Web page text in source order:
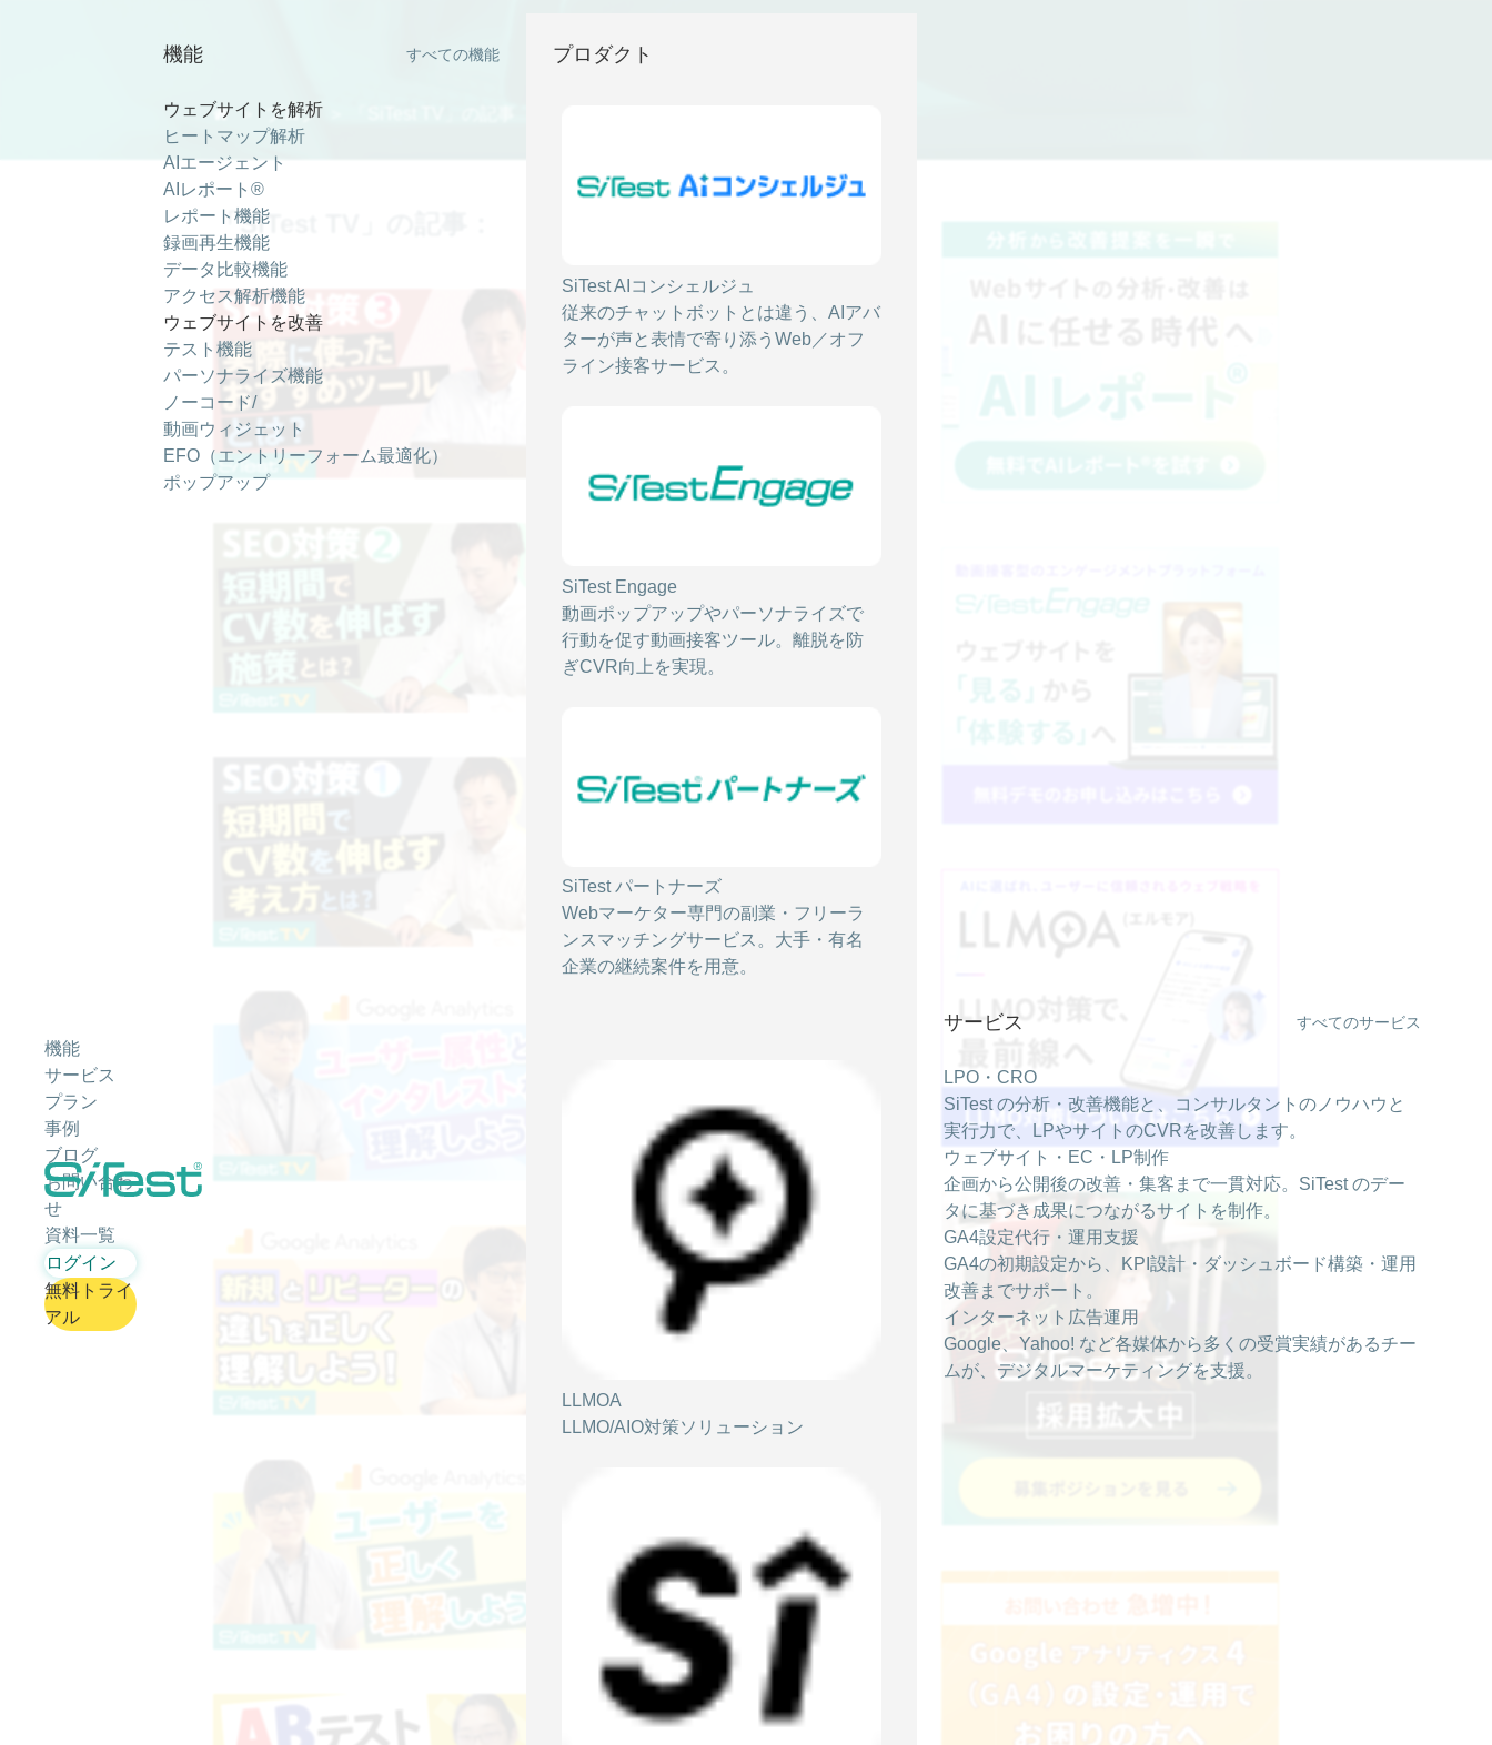
機能
サービス
プラン
事例
ブログ
お問い合わ
せ
資料一覧
ログイン
無料トライ
アル
機能 すべての機能
ウェブサイトを解析
ヒートマップ解析
AIエージェント
AIレポート®
レポート機能
録画再生機能
データ比較機能
アクセス解析機能
ウェブサイトを改善
テスト機能
パーソナライズ機能
ノーコード/
動画ウィジェット
EFO（エントリーフォーム最適化）
ポップアップ
プロダクト
SiTest AIコンシェルジュ
従来のチャットボットとは違う、AIアバ
ターが声と表情で寄り添うWeb／オフ
ライン接客サービス。
SiTest Engage
動画ポップアップやパーソナライズで
行動を促す動画接客ツール。離脱を防
ぎCVR向上を実現。
SiTest パートナーズ
Webマーケター専門の副業・フリーラ
ンスマッチングサービス。大手・有名
企業の継続案件を用意。
LLMOA
LLMO/AIO対策ソリューション
サービス すべてのサービス
LPO・CRO
SiTest の分析・改善機能と、コンサルタントのノウハウと
実行力で、LPやサイトのCVRを改善します。
ウェブサイト・EC・LP制作
企画から公開後の改善・集客まで一貫対応。SiTest のデー
タに基づき成果につながるサイトを制作。
GA4設定代行・運用支援
GA4の初期設定から、KPI設計・ダッシュボード構築・運用
改善までサポート。
インターネット広告運用
Google、Yahoo! など各媒体から多くの受賞実績があるチー
ムが、デジタルマーケティングを支援。
 ＞ ブログ
「SiTest TV」の記事：
2021/07/29
【SEO対策】短期間でCV数を伸ばした施
策！【③施策・ツール編】
策！【②施策編】
SiTest TV
【SEO対策】短期間でCV数を伸ばした施
2021/07/16
【Google アナリティクス】「新規」と
「リピーター」の違いを正しく理解しよ
SiTest TV
2021/07/13